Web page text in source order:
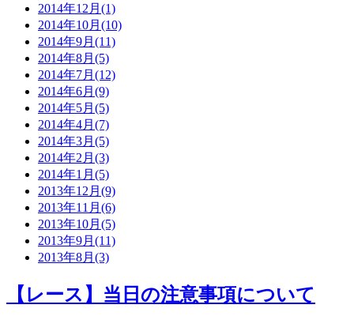
2014年12月(1)
2014年10月(10)
2014年9月(11)
2014年8月(5)
2014年7月(12)
2014年6月(9)
2014年5月(5)
2014年4月(7)
2014年3月(5)
2014年2月(3)
2014年1月(5)
2013年12月(9)
2013年11月(6)
2013年10月(5)
2013年9月(11)
2013年8月(3)
【レース】当日の注意事項について